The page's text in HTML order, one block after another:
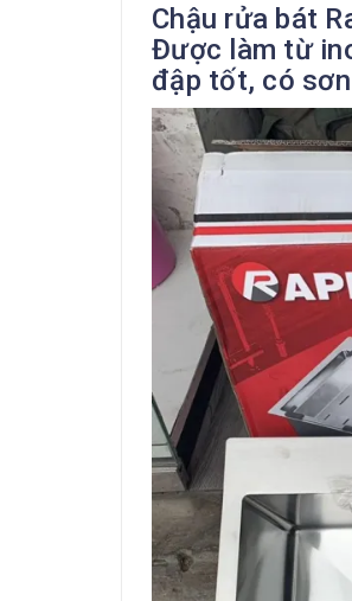
Chậu rửa bát
Được làm từ
đập tốt, có